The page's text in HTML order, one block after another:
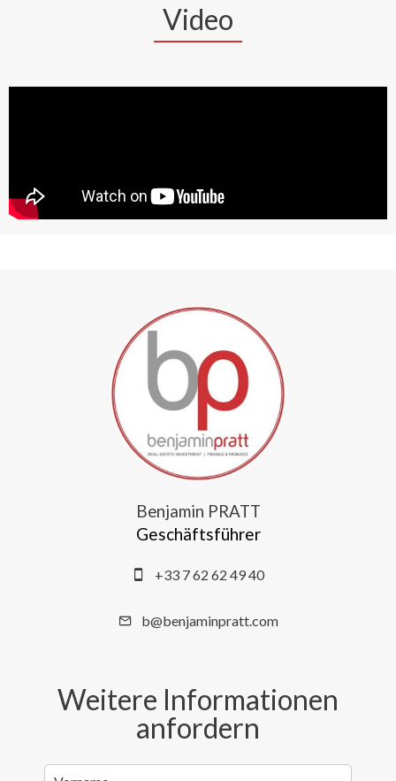
Video
Benjamin PRATT
Geschäftsführer
+33 7 62 62 49 40
b@benjaminpratt.com
Weitere Informationen
anfordern